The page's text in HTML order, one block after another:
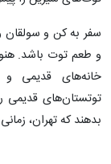
سفر به کن و سولقان
و طعم توت باشد.
خانه‌های قدیمی
توتستان‌های قدیمی
بدهند که تهران،